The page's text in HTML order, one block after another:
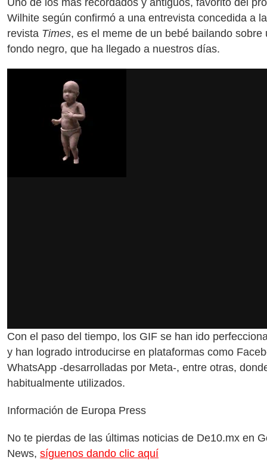
Wilhite según confirmó a una entrevista concedida a la
revista Times, es el meme de un bebé bailando sobre
fondo negro, que ha llegado a nuestros días.
Con el paso del tiempo, los GIF se han ido
y han logrado introducirse en plataformas como
WhatsApp -desarrolladas por Meta-, entre otras,
habitualmente utilizados.
Información de Europa Press
No te pierdas de las últimas noticias de De10.mx en
News, síguenos dando clic aquí